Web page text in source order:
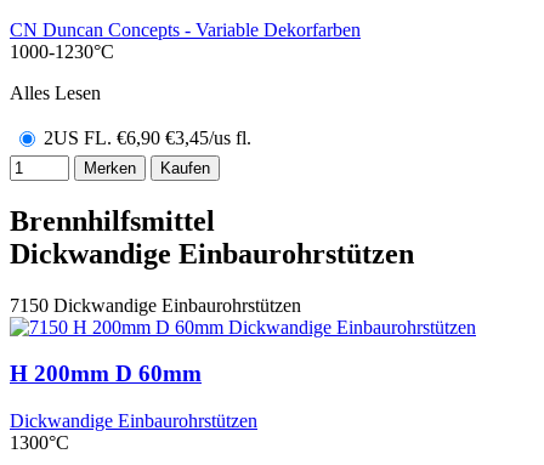
CN Duncan Concepts - Variable Dekorfarben
1000-1230°C
Alles Lesen
2US FL. €6,90 €3,45/us fl.
Merken Kaufen
Brennhilfsmittel
Dickwandige Einbaurohrstützen
7150 Dickwandige Einbaurohrstützen
H 200mm D 60mm
Dickwandige Einbaurohrstützen
1300°C